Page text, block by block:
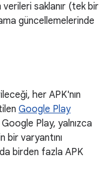
saklanır (tek bir
güncellemelerinde
her APK'nın
Google Play
Play, yalnızca
bir varyantını
birden fazla APK